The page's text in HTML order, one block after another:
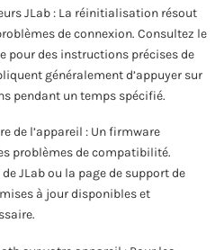
JLab : La réinitialisation résout
de connexion. Consultez le
pour des instructions précises de
généralement d’appuyer sur
pendant un temps spécifié.
de l’appareil : Un firmware
problèmes de compatibilité.
JLab ou la page de support de
à jour disponibles et